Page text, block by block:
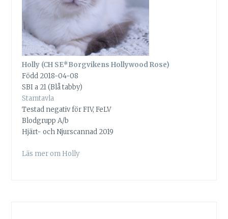
Holly (CH SE*Borgvikens Hollywood Rose)
Född 2018-04-08
SBI a 21 (Blå tabby)
Stamtavla
Testad negativ för FIV, FeLV
Blodgrupp A/b
Hjärt- och Njurscannad 2019
Läs mer om Holly